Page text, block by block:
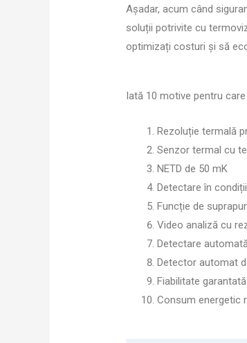
Așadar, acum când
soluții potrivite cu
optimizați costuri și să
Iată 10 motive pentru
Rezoluție termală
Senzor termal cu
NETD de 50 mK
Detectare în
Funcție de
Video analiză cu
Detectare
Detector automat
Fiabilitate
Consum energetic